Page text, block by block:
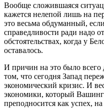
Вообще сложившаяся
кажется нелепой лишь на
это весьма обдуманный,
справедливости ради надо
обстоятельствах, когда у
оставалось.
И причин на это было всего
том, что сегодня Запад
экономический кризис. И
экономики, который
преподносится как успех,